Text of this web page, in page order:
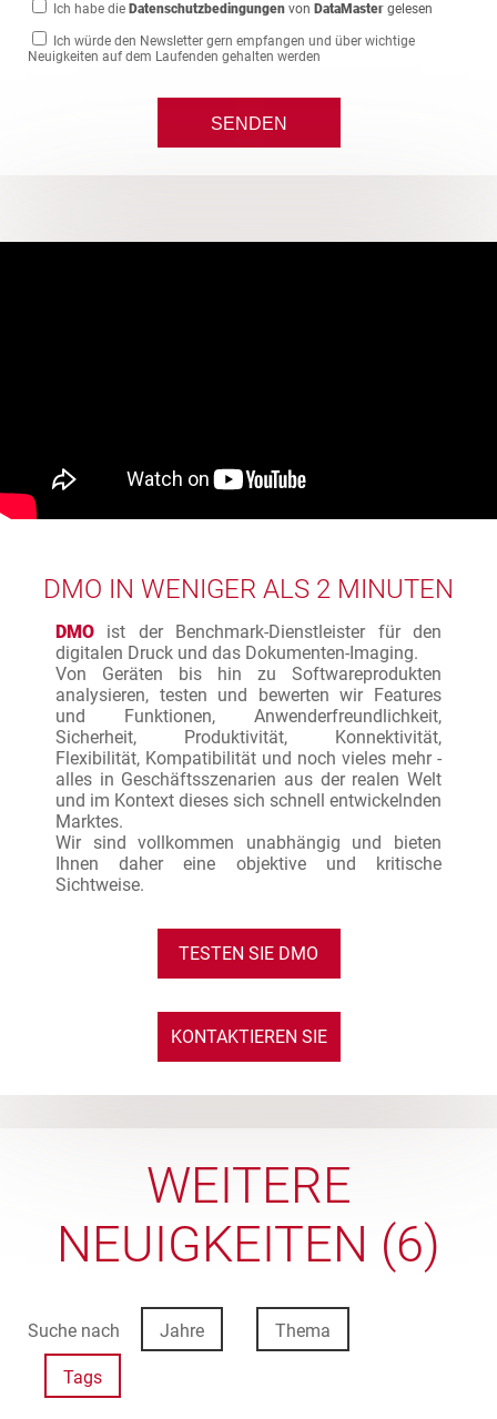
Ich habe die Datenschutzbedingungen von DataMaster gelesen
Ich würde den Newsletter gern empfangen und über wichtige
Neuigkeiten auf dem Laufenden gehalten werden
DMO IN WENIGER ALS 2 MINUTEN
DMO ist der Benchmark-Dienstleister für den
digitalen Druck und das Dokumenten-Imaging.
Von Geräten bis hin zu Softwareprodukten
analysieren, testen und bewerten wir Features
und Funktionen, Anwenderfreundlichkeit,
Sicherheit, Produktivität, Konnektivität,
Flexibilität, Kompatibilität und noch vieles mehr -
alles in Geschäftsszenarien aus der realen Welt
und im Kontext dieses sich schnell entwickelnden
Marktes.
Wir sind vollkommen unabhängig und bieten
Ihnen daher eine objektive und kritische
Sichtweise.
TESTEN SIE DMO
KONTAKTIEREN SIE
WEITERE
NEUIGKEITEN (6)
Suche nach Jahre Thema
Tags